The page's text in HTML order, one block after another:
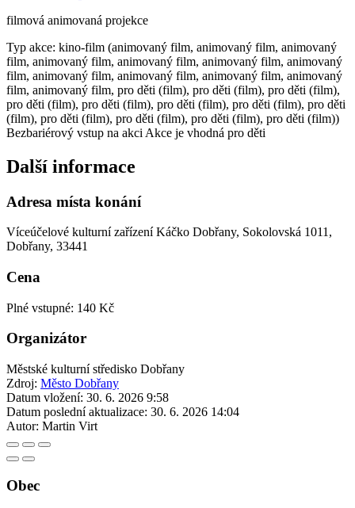
filmová animovaná projekce
Typ akce: kino-film (animovaný film, animovaný film, animovaný
film, animovaný film, animovaný film, animovaný film, animovaný
film, animovaný film, animovaný film, animovaný film, animovaný
film, animovaný film, pro děti (film), pro děti (film), pro děti (film),
pro děti (film), pro děti (film), pro děti (film), pro děti (film), pro děti
(film), pro děti (film), pro děti (film), pro děti (film), pro děti (film))
Bezbariérový vstup na akci Akce je vhodná pro děti
Další informace
Adresa místa konání
Víceúčelové kulturní zařízení Káčko Dobřany, Sokolovská 1011,
Dobřany, 33441
Cena
Plné vstupné: 140 Kč
Organizátor
Městské kulturní středisko Dobřany
Zdroj: Město Dobřany
Datum vložení: 30. 6. 2026 9:58
Datum poslední aktualizace: 30. 6. 2026 14:04
Autor: Martin Virt
Obec